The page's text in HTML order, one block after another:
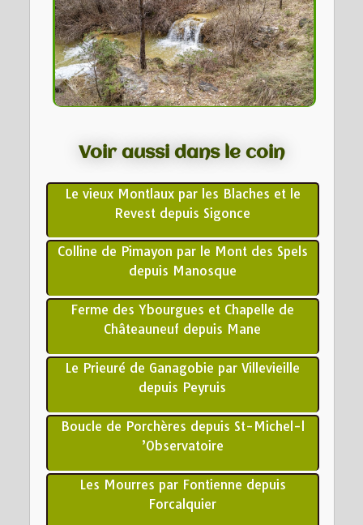
Voir aussi dans le coin
Le vieux Montlaux par les Blaches et le
Revest depuis Sigonce
Colline de Pimayon par le Mont des Spels
depuis Manosque
Ferme des Ybourgues et Chapelle de
Châteauneuf depuis Mane
Le Prieuré de Ganagobie par Villevieille
depuis Peyruis
Boucle de Porchères depuis St-Michel-l
’Observatoire
Les Mourres par Fontienne depuis
Forcalquier